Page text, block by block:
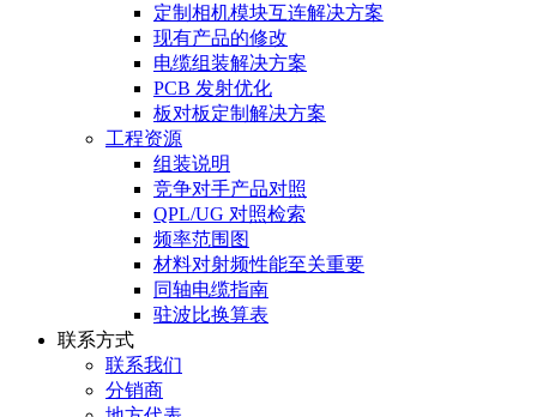
定制相机模块互连解决方案
现有产品的修改
电缆组装解决方案
PCB 发射优化
板对板定制解决方案
工程资源
组装说明
竞争对手产品对照
QPL/UG 对照检索
频率范围图
材料对射频性能至关重要
同轴电缆指南
驻波比换算表
联系方式
联系我们
分销商